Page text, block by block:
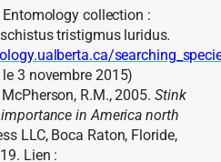
collection :
tristigmus luridus.
3 novembre 2015)
R.M., 2005. Stink
in America north
LLC, Boca Raton, Floride,
Lien :